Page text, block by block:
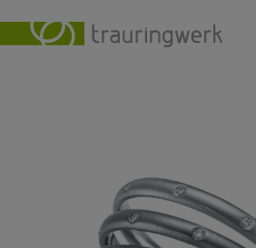
Individuelle Schmuckstücke